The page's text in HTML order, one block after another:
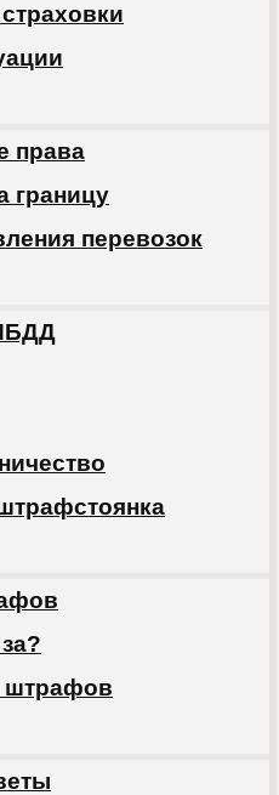
права
границу
перевозок
штрафов